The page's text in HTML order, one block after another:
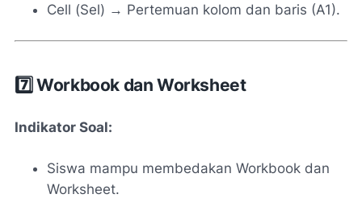
Cell (Sel) → Pertemuan kolom dan baris (A1).
7️⃣ Workbook dan Worksheet
Indikator Soal:
Siswa mampu membedakan Workbook dan
Worksheet.